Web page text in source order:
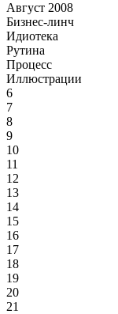
Август 2008
Бизнес-линч
Идиотека
Рутина
Процесс
Иллюстрации
6
7
8
9
10
11
12
13
14
15
16
17
18
19
20
21